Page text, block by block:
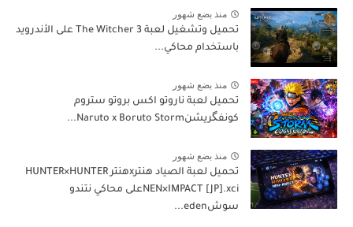
منذ بضع شهور
تحميل وتشغيل لعبة The Witcher 3 على الأندرويد
باستخدام محاكي...
منذ بضع شهور
تحميل لعبة ناروتو اكس بروتو ستروم
كونفگريشنNaruto x Boruto Storm...
منذ بضع شهور
تحميل لعبة الصياد هنترxهنتر HUNTER×HUNTER
NEN×IMPACT [JP].xciعلى محاكي نتندو
سوشeden...